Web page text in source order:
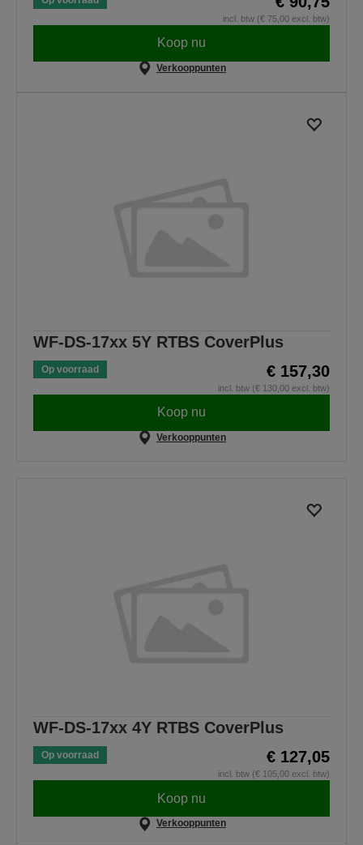
incl. btw (€ 75,00 excl. btw)
Koop nu
Verkooppunten
WF-DS-17xx 5Y RTBS CoverPlus
Op voorraad € 157,30
incl. btw (€ 130,00 excl. btw)
Koop nu
Verkooppunten
WF-DS-17xx 4Y RTBS CoverPlus
Op voorraad € 127,05
incl. btw (€ 105,00 excl. btw)
Koop nu
Verkooppunten